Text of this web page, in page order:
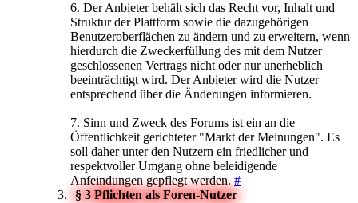
6. Der Anbieter behält sich das Recht vor, Inhalt und
Struktur der Plattform sowie die dazugehörigen
Benutzeroberflächen zu ändern und zu erweitern, wenn
hierdurch die Zweckerfüllung des mit dem Nutzer
geschlossenen Vertrags nicht oder nur unerheblich
beeinträchtigt wird. Der Anbieter wird die Nutzer
entsprechend über die Änderungen informieren.
7. Sinn und Zweck des Forums ist ein an die
Öffentlichkeit gerichteter "Markt der Meinungen". Es
soll daher unter den Nutzern ein friedlicher und
respektvoller Umgang ohne beleidigende
Anfeindungen gepflegt werden. #
§ 3 Pflichten als Foren-Nutzer